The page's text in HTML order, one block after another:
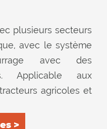
plusieurs secteurs
avec le système
avec des
Applicable aux
agricoles et
>